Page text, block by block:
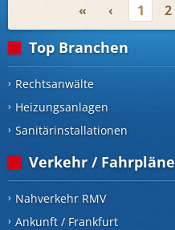
« ‹ 1 2
Top Branchen
Rechtsanwälte
Heizungsanlagen
Sanitärinstallationen
Verkehr / Fahrpläne
Nahverkehr RMV
Ankunft / Frankfurt